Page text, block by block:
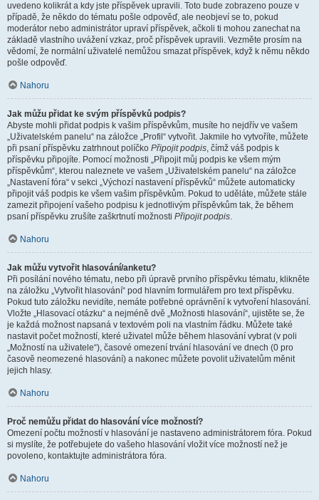
uvedeno kolikrát a kdy jste příspěvek upravili. Toto bude zobrazeno pouze v
případě, že někdo do tématu pošle odpověď, ale neobjeví se to, pokud
moderátor nebo administrátor upraví příspěvek, ačkoli ti mohou zanechat na
základě vlastního uvážení vzkaz, proč příspěvek upravili. Vezměte prosím na
vědomí, že normální uživatelé nemůžou smazat příspěvek, když k němu někdo
pošle odpověď.
Nahoru
Jak můžu přidat ke svým příspěvků podpis?
Abyste mohli přidat podpis k vašim příspěvkům, musíte ho nejdřív ve vašem
„Uživatelském panelu“ na záložce „Profil“ vytvořit. Jakmile ho vytvoříte, můžete
při psaní příspěvku zatrhnout políčko Připojit podpis, čímž váš podpis k
příspěvku připojíte. Pomocí možnosti „Připojit můj podpis ke všem mým
příspěvkům“, kterou naleznete ve vašem „Uživatelském panelu“ na záložce
„Nastavení fóra“ v sekci „Výchozí nastavení příspěvků“ můžete automaticky
připojit váš podpis ke všem vašim příspěvkům. Pokud to uděláte, můžete stále
zamezit připojení vašeho podpisu k jednotlivým příspěvkům tak, že během
psaní příspěvku zrušíte zaškrtnutí možnosti Připojit podpis.
Nahoru
Jak můžu vytvořit hlasování/anketu?
Při posílání nového tématu, nebo při úpravě prvního příspěvku tématu, klikněte
na záložku „Vytvořit hlasování“ pod hlavním formulářem pro text příspěvku.
Pokud tuto záložku nevidíte, nemáte potřebné oprávnění k vytvoření hlasování.
Vložte „Hlasovací otázku“ a nejméně dvě „Možnosti hlasování“, ujistěte se, že
je každá možnost napsaná v textovém poli na vlastním řádku. Můžete také
nastavit počet možností, které uživatel může během hlasování vybrat (v poli
„Možností na uživatele“), časové omezení trvání hlasování ve dnech (0 pro
časově neomezené hlasování) a nakonec můžete povolit uživatelům měnit
jejich hlasy.
Nahoru
Proč nemůžu přidat do hlasování více možností?
Omezení počtu možností v hlasování je nastaveno administrátorem fóra. Pokud
si myslíte, že potřebujete do vašeho hlasování vložit více možností než je
povoleno, kontaktujte administrátora fóra.
Nahoru